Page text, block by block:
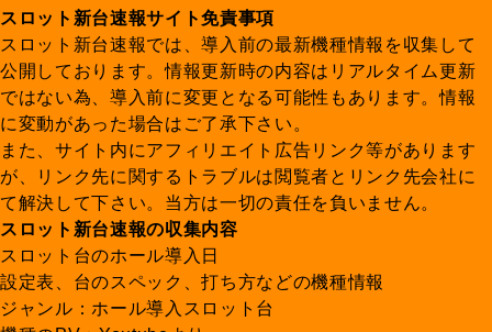
スロット新台速報サイト免責事項
スロット新台速報では、導入前の最新機種情報を収集して
公開しております。情報更新時の内容はリアルタイム更新
ではない為、導入前に変更となる可能性もあります。情報
に変動があった場合はご了承下さい。
また、サイト内にアフィリエイト広告リンク等があります
が、リンク先に関するトラブルは閲覧者とリンク先会社に
て解決して下さい。当方は一切の責任を負いません。
スロット新台速報の収集内容
スロット台のホール導入日
設定表、台のスペック、打ち方などの機種情報
ジャンル：ホール導入スロット台